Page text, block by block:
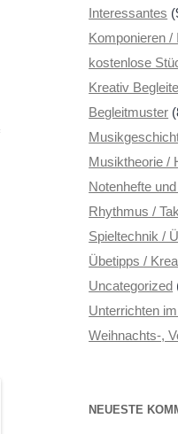
Interessantes
Komponieren /
kostenlose
Kreativ
Begleitmuster
Musiktheorie /
Notenhefte
Rhythmus /
Spieltechnik /
Übetipps /
Uncategorized
Unterrichten
Weihnachts-,
NEUESTE